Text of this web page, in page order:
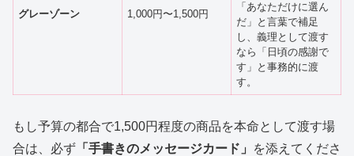
グレーゾーン 1,000円〜1,500円
「あなただけに選ん
だ」と言葉で補足
し、義理として渡す
なら「日頃の感謝で
す」と事務的に渡
す。
もし予算の都合で1,500円程度の商品を本命として渡す場
合は、必ず 「手書きのメッセージカード」
を添えてくださ